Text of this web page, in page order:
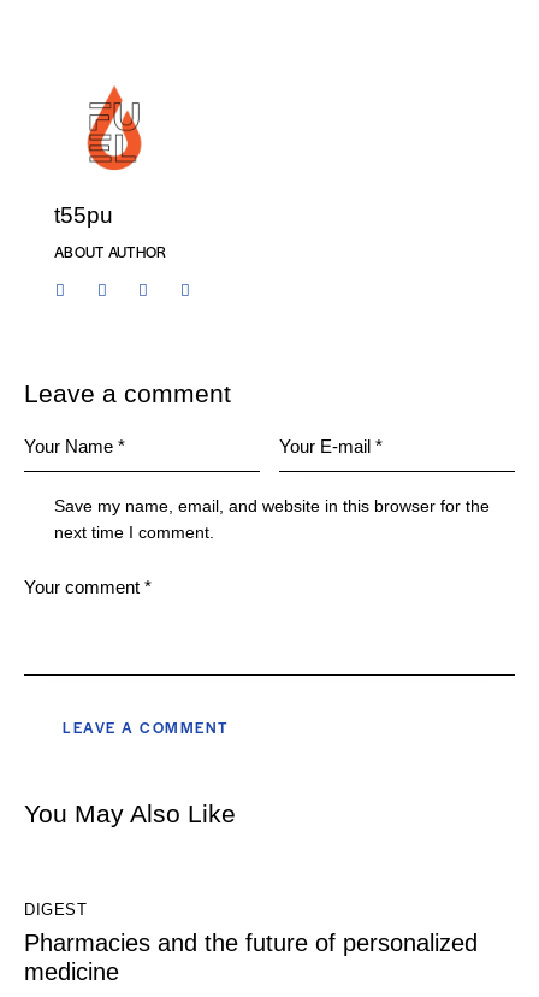
t55pu
ABOUT AUTHOR
Leave a comment
Save my name, email, and website in this browser for the
next time I comment.
You May Also Like
DIGEST
Pharmacies and the future of personalized
medicine